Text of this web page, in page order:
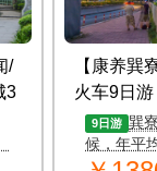
/
3
【康养巽
火车9日游
9日游 巽
候，年平
即使在冬